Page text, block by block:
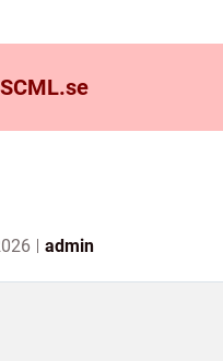
se
admin